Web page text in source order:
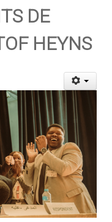
DE
HEYNS